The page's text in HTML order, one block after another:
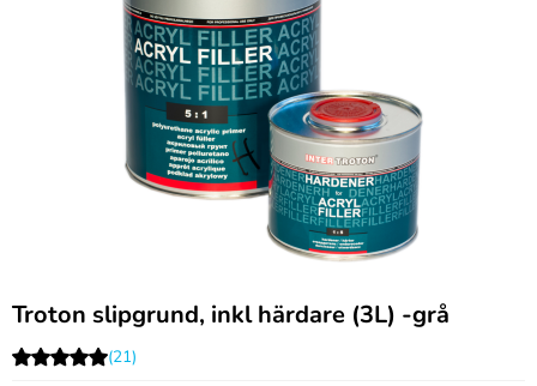
Troton slipgrund, inkl härdare (3L) -grå
(21)